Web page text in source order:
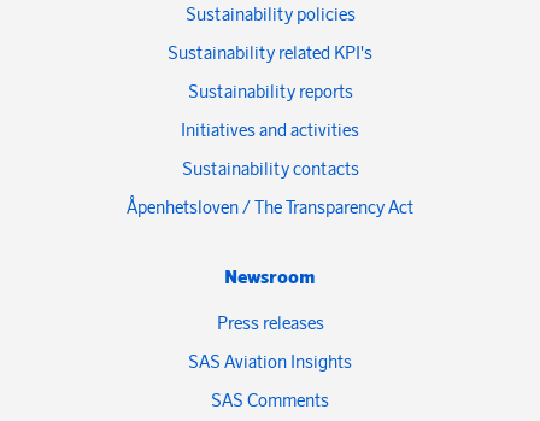
Sustainability policies
Sustainability related KPI's
Sustainability reports
Initiatives and activities
Sustainability contacts
Åpenhetsloven / The Transparency Act
Newsroom
Press releases
SAS Aviation Insights
SAS Comments